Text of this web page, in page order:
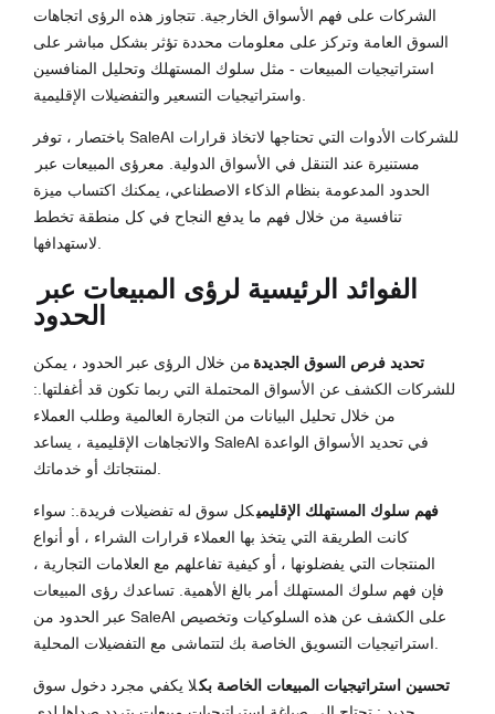
الشركات على فهم الأسواق الخارجية. تتجاوز هذه الرؤى اتجاهات
السوق العامة وتركز على معلومات محددة تؤثر بشكل مباشر على
استراتيجيات المبيعات - مثل سلوك المستهلك وتحليل المنافسين
واستراتيجيات التسعير والتفضيلات الإقليمية.
باختصار ، توفر SaleAI للشركات الأدوات التي تحتاجها لاتخاذ قرارات
مستنيرة عند التنقل في الأسواق الدولية. معرؤى المبيعات عبر
الحدود المدعومة بنظام الذكاء الاصطناعي، يمكنك اكتساب ميزة
تنافسية من خلال فهم ما يدفع النجاح في كل منطقة تخطط
لاستهدافها.
الفوائد الرئيسية لرؤى المبيعات عبر
الحدود
تحديد فرص السوق الجديدة من خلال الرؤى عبر الحدود ، يمكن
للشركات الكشف عن الأسواق المحتملة التي ربما تكون قد أغفلتها.:
من خلال تحليل البيانات من التجارة العالمية وطلب العملاء
والاتجاهات الإقليمية ، يساعد SaleAI في تحديد الأسواق الواعدة
لمنتجاتك أو خدماتك.
فهم سلوك المستهلك الإقليميكل سوق له تفضيلات فريدة.: سواء
كانت الطريقة التي يتخذ بها العملاء قرارات الشراء ، أو أنواع
المنتجات التي يفضلونها ، أو كيفية تفاعلهم مع العلامات التجارية ،
فإن فهم سلوك المستهلك أمر بالغ الأهمية. تساعدك رؤى المبيعات
عبر الحدود من SaleAI على الكشف عن هذه السلوكيات وتخصيص
استراتيجيات التسويق الخاصة بك لتتماشى مع التفضيلات المحلية.
تحسين استراتيجيات المبيعات الخاصة بكلا يكفي مجرد دخول سوق